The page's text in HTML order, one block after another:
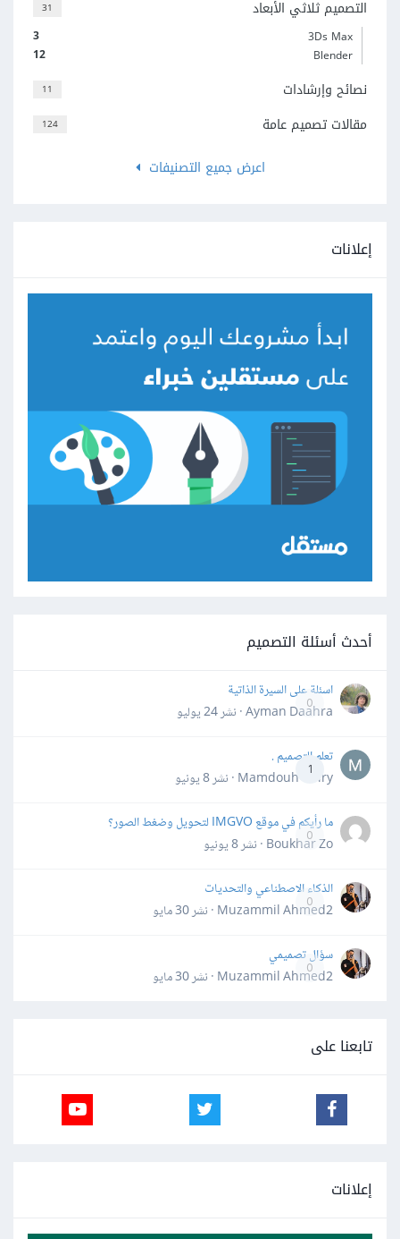
31 التصميم ثلاثي الأبعاد
3
3Ds Max
12
Blender
11 نصائح وإرشادات
124
مقالات تصميم عامة
اعرض جميع التصنيفات
إعلانات
أحدث أسئلة التصميم
0
اسئلة على السيرة الذاتية
Ayman Daahra · نشر
24 يوليو
1
تعلم التصميم .
Mamdouh Khiry · نشر
8 يونيو
0
ما رأيكم في موقع IMGVO لتحويل وضغط الصور؟
Boukhar Zo · نشر
8 يونيو
0
الذكاء الاصطناعي والتحديات
Muzammil Ahmed2 · نشر
30 مايو
0
سؤال تصميمي
Muzammil Ahmed2 · نشر
30 مايو
تابعنا على
إعلانات